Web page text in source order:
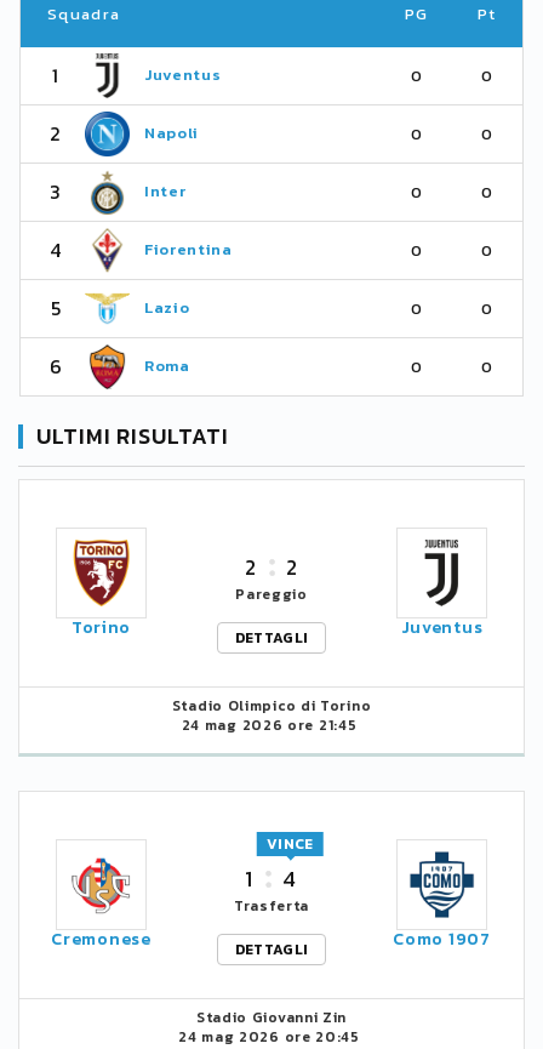
Squadra PG Pt
1 Juventus 0 0
2 Napoli 0 0
3 Inter 0 0
4 Fiorentina 0 0
5 Lazio 0 0
6 Roma 0 0
ULTIMI RISULTATI
Torino
2 2
Pareggio
DETTAGLI
Juventus
Stadio Olimpico di Torino
24 mag 2026 ore 21:45
Cremonese
1 4
VINCE
Trasferta
DETTAGLI
Como 1907
Stadio Giovanni Zin
24 mag 2026 ore 20:45